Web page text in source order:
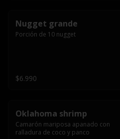
Nugget grande
Porción de 10 nugget
$6.990
Oklahoma shrimp
Camarón mariposa apanado con
ralladura de coco y panco